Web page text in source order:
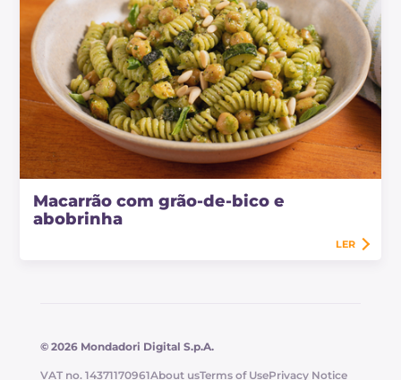
Macarrão com grão-de-bico e
abobrinha
LER
© 2026 Mondadori Digital S.p.A.
VAT no. 14371170961About usTerms of UsePrivacy Notice